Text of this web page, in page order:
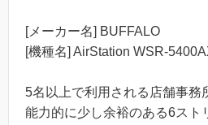
[メーカー名] BUFFALO
[機種名] AirStation WSR-
5名以上で利用される店舗事務
能力的に少し余裕のある6スト